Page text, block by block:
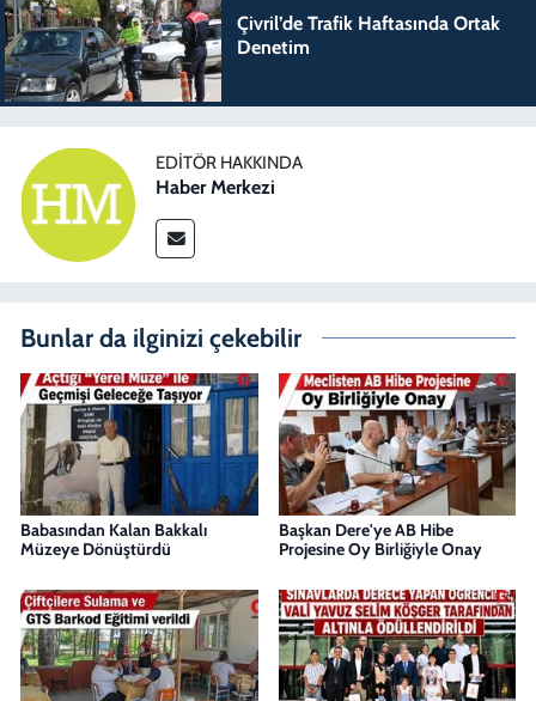
Çivril’de Trafik Haftasında Ortak
Denetim
EDITÖR HAKKINDA
Haber Merkezi
Bunlar da ilginizi çekebilir
Babasından Kalan Bakkalı
Müzeye Dönüştürdü
Başkan Dere'ye AB Hibe
Projesine Oy Birliğiyle Onay